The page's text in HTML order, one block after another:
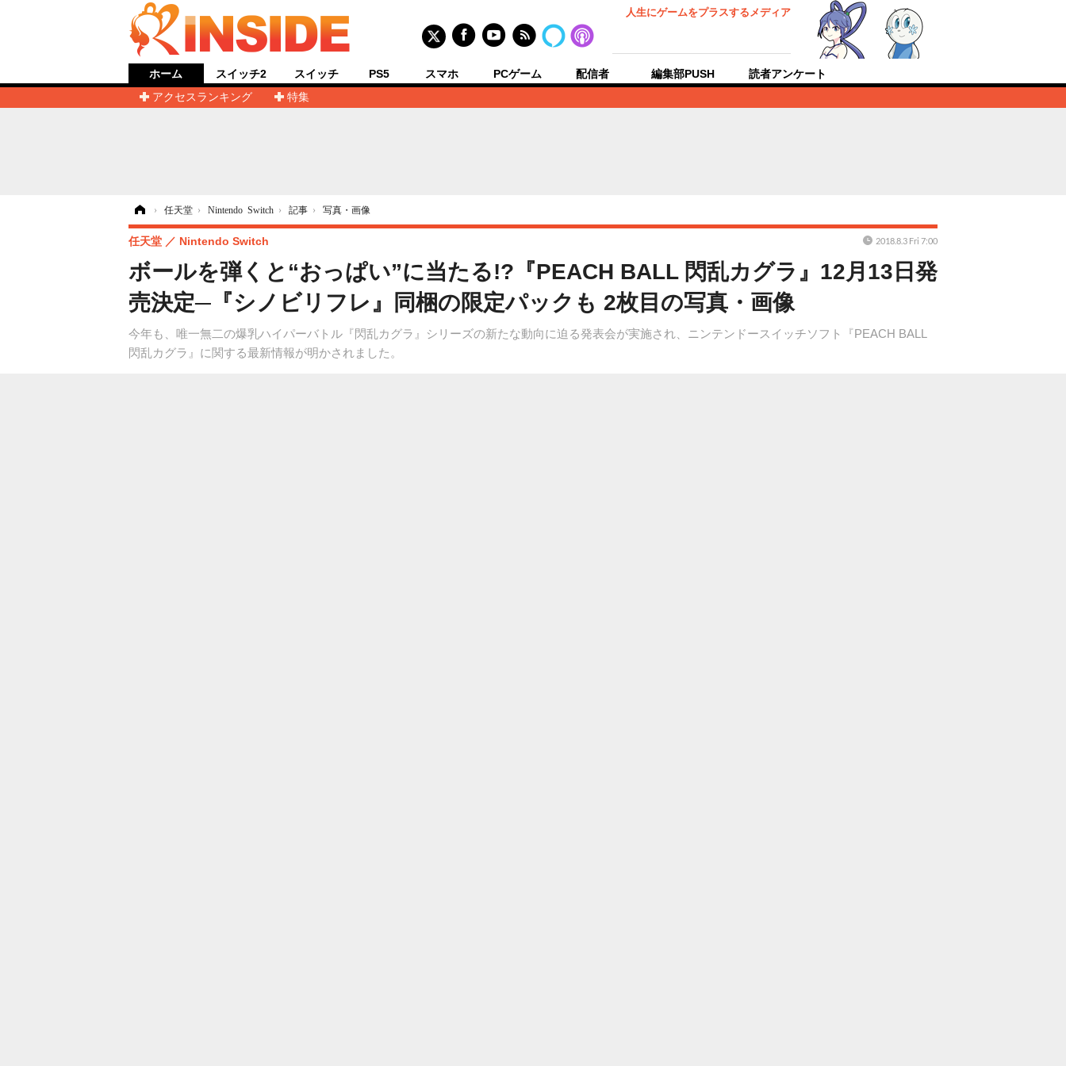
人生にゲームをプラスするメディア
ホーム
アクセスランキング
特集
スイッチ2 スイッチ PS5 スマホ PCゲーム 配信者 編集部PUSH 読者アンケート
› 任天堂 › Nintendo Switch › 記事 › 写真・画像
ボールを弾くと“おっぱい”に当たる!?『PEACH BALL 閃乱カグラ』12月13日発
売決定─『シノビリフレ』同梱の限定パックも 2枚目の写真・画像
今年も、唯一無二の爆乳ハイパーバトル『閃乱カグラ』シリーズの新たな動向に迫る発表会が実施され、ニンテンドースイッチソフト『PEACH BALL
閃乱カグラ』に関する最新情報が明かされました。
任天堂 Nintendo Switch 2018.8.3 Fri 7:00